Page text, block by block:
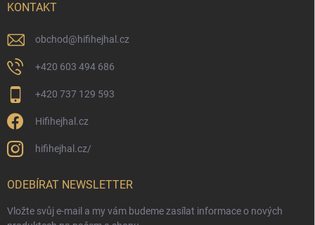
KONTAKT
obchod@hifihejhal.cz
+420 603 494 686
+420 737 129 593
Hifihejhal.cz
hifihejhal.cz/
ODEBÍRAT NEWSLETTER
Vložte svůj e-mail a my vám budeme zasílat informace o nových